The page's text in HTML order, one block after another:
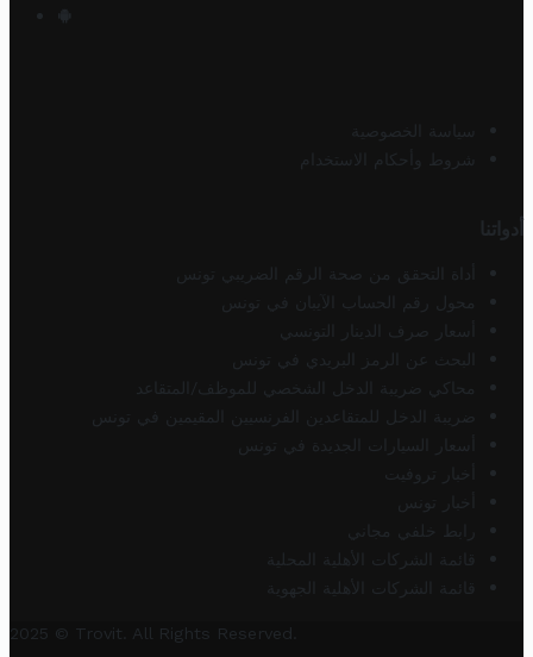
سياسة الخصوصية
شروط وأحكام الاستخدام
أدواتنا
أداة التحقق من صحة الرقم الضريبي تونس
محول رقم الحساب الآيبان في تونس
أسعار صرف الدينار التونسي
البحث عن الرمز البريدي في تونس
محاكي ضريبة الدخل الشخصي للموظف/المتقاعد
ضريبة الدخل للمتقاعدين الفرنسيين المقيمين في تونس
أسعار السيارات الجديدة في تونس
أخبار تروفيت
أخبار تونس
رابط خلفي مجاني
قائمة الشركات الأهلية المحلية
قائمة الشركات الأهلية الجهوية
2025 © Trovit. All Rights Reserved.